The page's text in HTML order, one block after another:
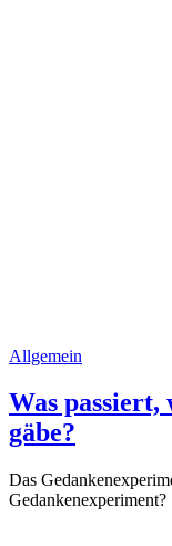
Allgemein
Was passiert,
gäbe?
Das